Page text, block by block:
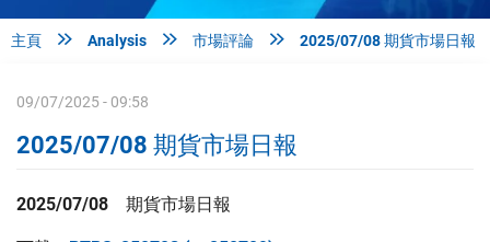
主頁  Analysis  市場評論  2025/07/08 期貨市場日報
09/07/2025 - 09:58
2025/07/08 期貨市場日報
2025/07/08 期貨市場日報